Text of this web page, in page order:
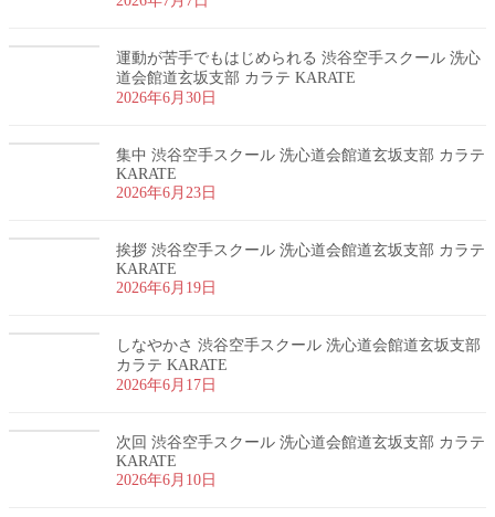
運動が苦手でもはじめられる 渋谷空手スクール 洗心
道会館道玄坂支部 カラテ KARATE
2026年6月30日
集中 渋谷空手スクール 洗心道会館道玄坂支部 カラテ
KARATE
2026年6月23日
挨拶 渋谷空手スクール 洗心道会館道玄坂支部 カラテ
KARATE
2026年6月19日
しなやかさ 渋谷空手スクール 洗心道会館道玄坂支部
カラテ KARATE
2026年6月17日
次回 渋谷空手スクール 洗心道会館道玄坂支部 カラテ
KARATE
2026年6月10日